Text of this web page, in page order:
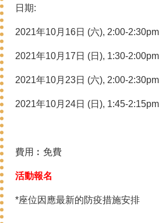
日期:
2021年10月16日 (六), 2:00-2:30pm
2021年10月17日 (日), 1:30-2:00pm
2021年10月23日 (六), 2:00-2:30pm
2021年10月24日 (日), 1:45-2:15pm
費用︰ 免費
活動報名
*座位因應最新的防疫措施安排